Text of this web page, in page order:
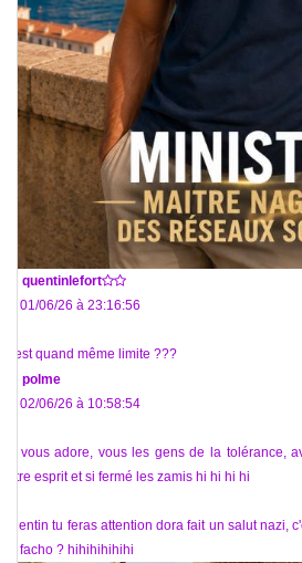
quentinlefort
Le 01/06/26 à 23:16:56
C’est quand même limite ???
polme
Le 02/06/26 à 10:58:54
Je vous adore, vous les gens de la tolérance,
votre esprit et si fermé les zamis hi hi hi hi
Quentin tu feras attention dora fait un salut nazi,
un facho ? hihihihihihi